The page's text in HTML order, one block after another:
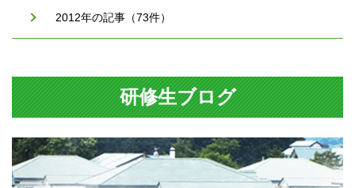
2012年の記事（73件）
研修生ブログ